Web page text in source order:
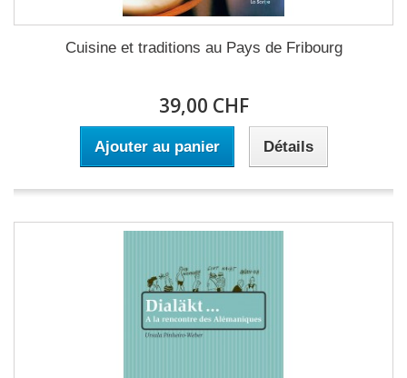
Cuisine et traditions au Pays de Fribourg
39,00 CHF
Ajouter au panier Détails